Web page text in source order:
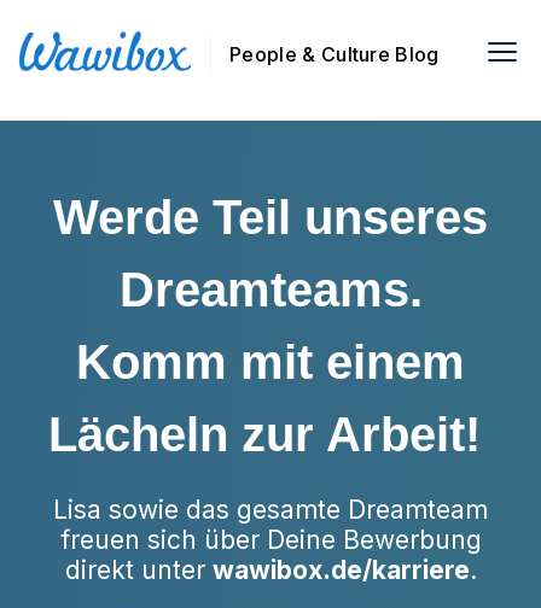
People & Culture Blog
Werde Teil unseres
Dreamteams.
Komm mit einem
Lächeln zur Arbeit!
Lisa sowie das gesamte Dreamteam
freuen sich über Deine Bewerbung
direkt unter wawibox.de/karriere.